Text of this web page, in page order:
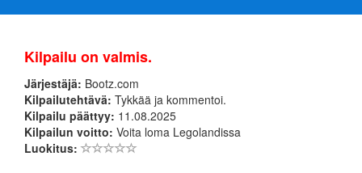
Kilpailu on valmis.
Järjestäjä: Bootz.com
Kilpailutehtävä: Tykkää ja kommentoi.
Kilpailu päättyy: 11.08.2025
Kilpailun voitto: Voita loma Legolandissa
Luokitus: